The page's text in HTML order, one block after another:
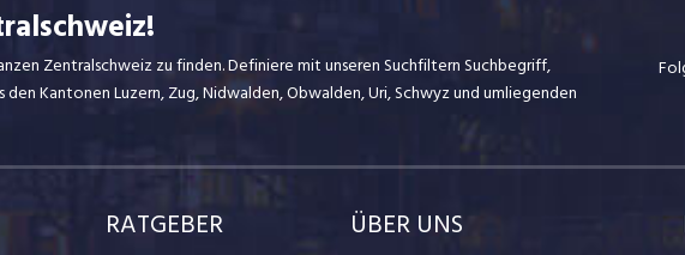
Zentralschweiz zu finden. Definiere mit unseren Suchfiltern Suchbegriff,
Kantonen Luzern, Zug, Nidwalden, Obwalden, Uri, Schwyz und umliegenden
RATGEBER ÜBER UNS